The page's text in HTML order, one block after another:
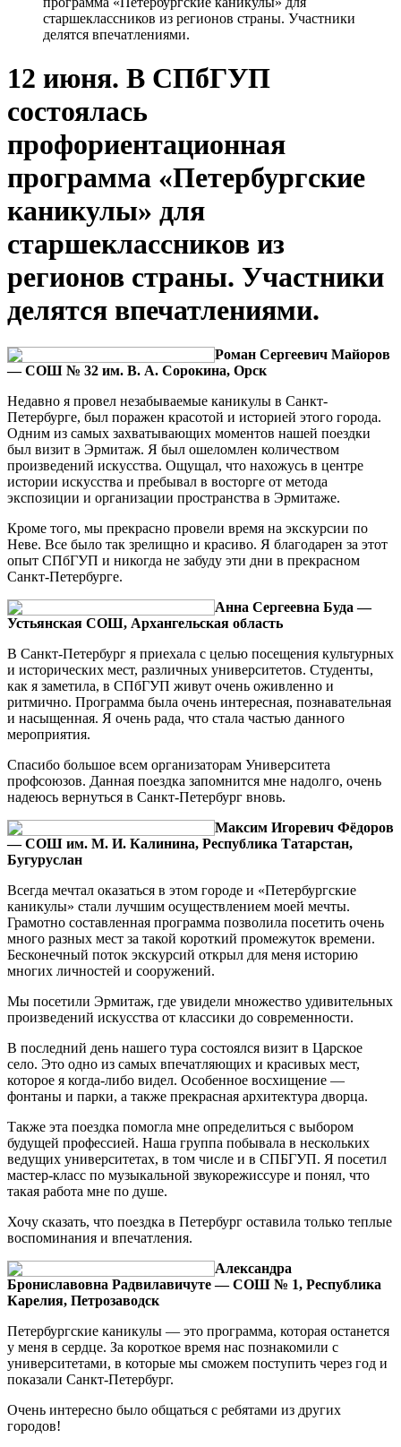
старшеклассников из регионов страны. Участники
делятся впечатлениями.
12 июня. В СПбГУП
состоялась
профориентационная
программа «Петербургские
каникулы» для
старшеклассников из
регионов страны. Участники
делятся впечатлениями.
Роман Сергеевич Майоров
— СОШ № 32 им. В. А. Сорокина, Орск
Недавно я провел незабываемые каникулы в Санкт-
Петербурге, был поражен красотой и историей этого города.
Одним из самых захватывающих моментов нашей поездки
был визит в Эрмитаж. Я был ошеломлен количеством
произведений искусства. Ощущал, что нахожусь в центре
истории искусства и пребывал в восторге от метода
экспозиции и организации пространства в Эрмитаже.
Кроме того, мы прекрасно провели время на экскурсии по
Неве. Все было так зрелищно и красиво. Я благодарен за этот
опыт СПбГУП и никогда не забуду эти дни в прекрасном
Санкт-Петербурге.
Анна Сергеевна Буда —
Устьянская СОШ, Архангельская область
В Санкт-Петербург я приехала с целью посещения культурных
и исторических мест, различных университетов. Студенты,
как я заметила, в СПбГУП живут очень оживленно и
ритмично. Программа была очень интересная, познавательная
и насыщенная. Я очень рада, что стала частью данного
мероприятия.
Спасибо большое всем организаторам Университета
профсоюзов. Данная поездка запомнится мне надолго, очень
надеюсь вернуться в Санкт-Петербург вновь.
Максим Игоревич Фёдоров
— СОШ им. М. И. Калинина, Республика Татарстан,
Бугуруслан
Всегда мечтал оказаться в этом городе и «Петербургские
каникулы» стали лучшим осуществлением моей мечты.
Грамотно составленная программа позволила посетить очень
много разных мест за такой короткий промежуток времени.
Бесконечный поток экскурсий открыл для меня историю
многих личностей и сооружений.
Мы посетили Эрмитаж, где увидели множество удивительных
произведений искусства от классики до современности.
В последний день нашего тура состоялся визит в Царское
село. Это одно из самых впечатляющих и красивых мест,
которое я когда-либо видел. Особенное восхищение —
фонтаны и парки, а также прекрасная архитектура дворца.
Также эта поездка помогла мне определиться с выбором
будущей профессией. Наша группа побывала в нескольких
ведущих университетах, в том числе и в СПБГУП. Я посетил
мастер-класс по музыкальной звукорежиссуре и понял, что
такая работа мне по душе.
Хочу сказать, что поездка в Петербург оставила только теплые
воспоминания и впечатления.
Александра
Брониславовна Радвилавичуте — СОШ № 1, Республика
Карелия, Петрозаводск
Петербургские каникулы — это программа, которая останется
у меня в сердце. За короткое время нас познакомили с
университетами, в которые мы сможем поступить через год и
показали Санкт-Петербург.
Очень интересно было общаться с ребятами из других
городов!